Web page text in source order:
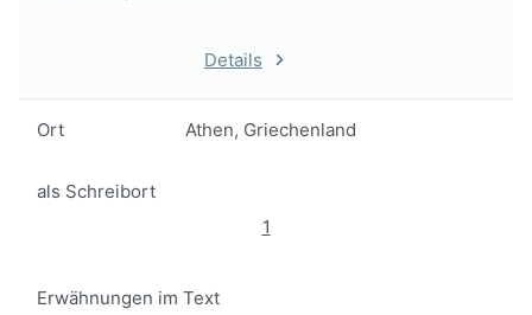
Details
Ort Athen, Griechenland
als Schreibort
1
Erwähnungen im Text